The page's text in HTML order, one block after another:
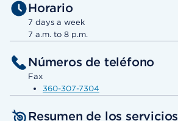
Horario
7 days a week
7 a.m. to 8 p.m.
Números de teléfono
Fax
360-307-7304
Resumen de los servicios